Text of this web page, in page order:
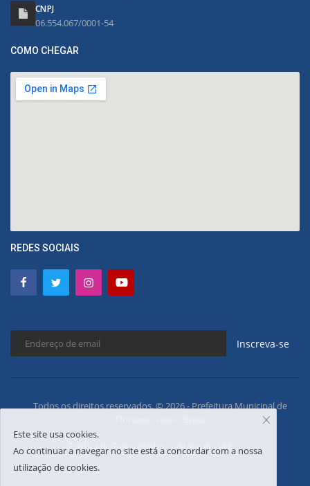
CNPJ
06.554.067/0001-54
COMO CHEGAR
REDES SOCIAIS
Inscreva-se
Todos os direitos reservados. © 2026 - Prefeitura Municipal de
Política de Privacidades Mapa do Site
Este site usa cookies.
Ao continuar a navegar no site está a concordar com a nossa
utilização de cookies.